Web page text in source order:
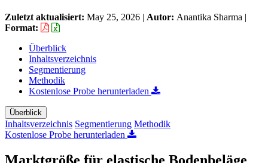
Zuletzt aktualisiert: May 25, 2026 | Autor: Anantika Sharma |
Format:
Überblick
Inhaltsverzeichnis
Segmentierung
Methodik
Kostenlose Probe herunterladen
Überblick
Inhaltsverzeichnis Segmentierung Methodik
Kostenlose Probe herunterladen
Marktgröße für elastische Bodenbeläge